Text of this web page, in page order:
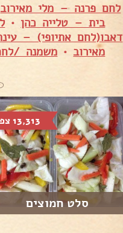
לחם פרנה – מלי מאירוב
בית – טלייה כהן •
דאבו(לחם אתיופי) –
מאירוב • משמנה /
13,313 צפיות
סלט חמוצים